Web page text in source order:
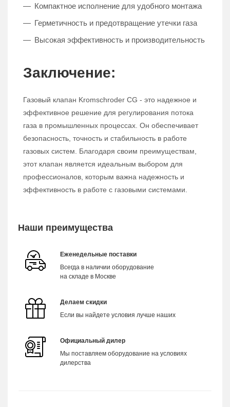
Компактное исполнение для удобного монтажа
Герметичность и предотвращение утечки газа
Высокая эффективность и производительность
Заключение:
Газовый клапан Kromschroder CG - это надежное и
эффективное решение для регулирования потока
газа в промышленных процессах. Он обеспечивает
безопасность, точность и стабильность в работе
газовых систем. Благодаря своим преимуществам,
этот клапан является идеальным выбором для
профессионалов, которым важна надежность и
эффективность в работе с газовыми системами.
Наши преимущества
Еженедельные поставки
Всегда в наличии оборудование
на складе в Москве
Делаем скидки
Если вы найдете условия лучше наших
Официальный дилер
Мы поставляем оборудование на условиях
дилерства